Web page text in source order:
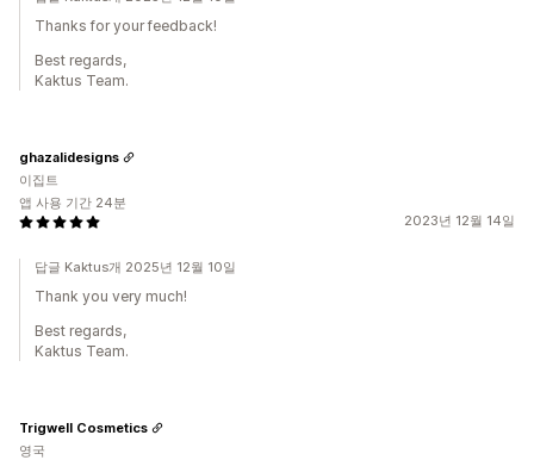
Thanks for your feedback!
Best regards,
Kaktus Team.
2023년 12월 14일
ghazalidesigns
이집트
앱 사용 기간 24분
답글 Kaktus개 2025년 12월 10일
Thank you very much!
Best regards,
Kaktus Team.
Trigwell Cosmetics
영국